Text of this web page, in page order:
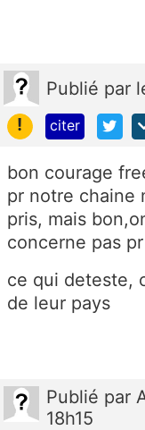
Publié par
!
citer
bon courage
pr notre chaine
pris, mais
concerne pas
ce qui deteste,
de leur pays
Publié par
18h15